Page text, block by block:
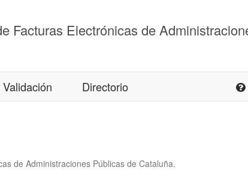
Facturas Electrónicas de
Validación Directorio
de Administraciones Públicas de Cataluña.